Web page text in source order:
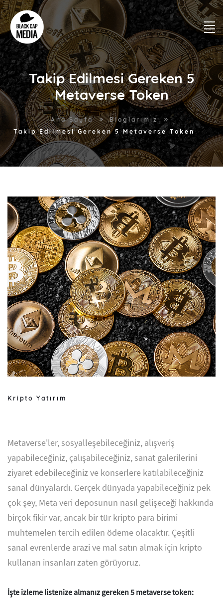
Takip Edilmesi Gereken 5
Metaverse Token
Ana Sayfa
Bloglarımız
Takip Edilmesi Gereken 5 Metaverse Token
Kripto Yatırım
Metaverse'ler, sosyalleşebileceğiniz, alışveriş
yapabileceğiniz, çalışabileceğiniz, sanat galerilerini
ziyaret edebileceğiniz ve konserlere katılabileceğiniz
sanal dünyalardı. Gerçek dünyada yapabileceğiniz pek
çok şey, Meta veri deposunun nasıl gelişeceği hakkında
birçok fikir var, ancak bir tür kripto para birimi
muhtemelen tercih edilen ödeme olacaktır. Çeşitli
sanal evrenlerde arazi ve mal satın almak için kripto
kullanan insanları zaten görüyoruz.
İşte izleme listenize almanız gereken 5 metaverse token: